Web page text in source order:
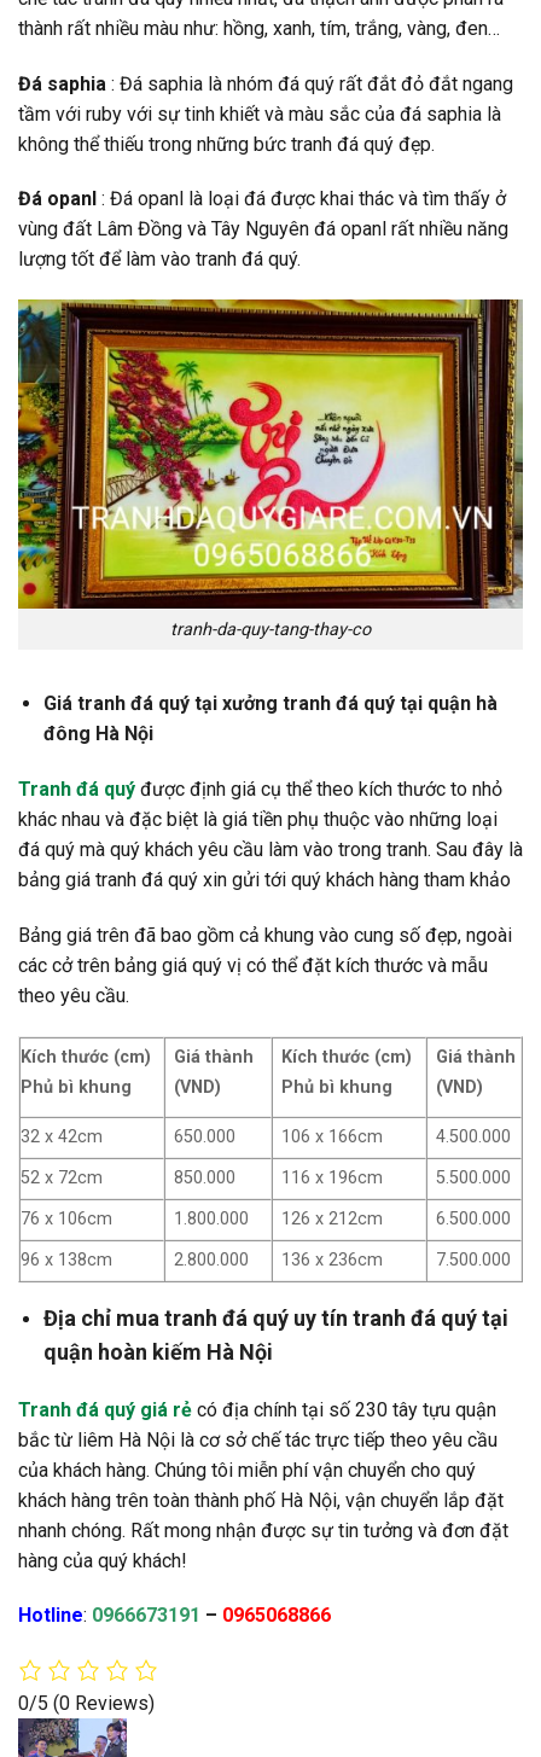
thành rất nhiều màu như: hồng, xanh, tím, trắng, vàng, đen…
Đá saphia : Đá saphia là nhóm đá quý rất đắt đỏ đắt ngang
tầm với ruby với sự tinh khiết và màu sắc của đá saphia là
không thể thiếu trong những bức tranh đá quý đẹp.
Đá opanl : Đá opanl là loại đá được khai thác và tìm thấy ở
vùng đất Lâm Đồng và Tây Nguyên đá opanl rất nhiều năng
lượng tốt để làm vào tranh đá quý.
tranh-da-quy-tang-thay-co
Giá tranh đá quý tại xưởng tranh đá quý tại quận hà
đông Hà Nội
Tranh đá quý được định giá cụ thể theo kích thước to nhỏ
khác nhau và đặc biệt là giá tiền phụ thuộc vào những loại
đá quý mà quý khách yêu cầu làm vào trong tranh. Sau đây là
bảng giá tranh đá quý xin gửi tới quý khách hàng tham khảo
Bảng giá trên đã bao gồm cả khung vào cung số đẹp, ngoài
các cở trên bảng giá quý vị có thể đặt kích thước và mẫu
theo yêu cầu.
Kích thước (cm)
Phủ bì khung
Giá thành
(VND)
Kích thước (cm)
Phủ bì khung
Giá thành
(VND)
32 x 42cm 650.000 106 x 166cm
4.500.000
52 x 72cm
850.000 116 x 196cm
5.500.000
76 x 106cm
1.800.000 126 x 212cm
6.500.000
96 x 138cm
2.800.000 136 x 236cm 7.500.000
Địa chỉ mua tranh đá quý uy tín tranh đá quý tại
quận hoàn kiếm Hà Nội
Tranh đá quý giá rẻ có địa chính tại số 230 tây tựu quận
bắc từ liêm Hà Nội là cơ sở chế tác trực tiếp theo yêu cầu
của khách hàng. Chúng tôi miễn phí vận chuyển cho quý
khách hàng trên toàn thành phố Hà Nội, vận chuyển lắp đặt
nhanh chóng. Rất mong nhận được sự tin tưởng và đơn đặt
hàng của quý khách!
Hotline: 0966673191 – 0965068866
0/5 (0 Reviews)